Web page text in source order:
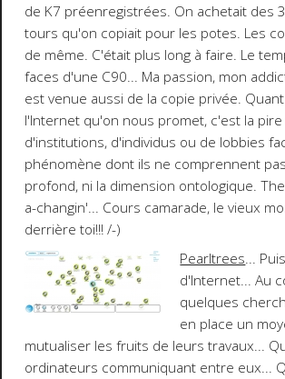
de K7 préenregistrées. On achetait des
tours qu'on copiait pour les potes. Les
de même. C'était plus long à faire. Le
faces d'une C90... Ma passion, mon
est venue aussi de la copie privée.
l'Internet qu'on nous promet, c'est la
d'institutions, d'individus ou de lobbies
phénomène dont ils ne comprennent
profond, ni la dimension ontologique.
a-changin'... Cours camarade, le vieux
derrière toi!!!/-)
Pearltrees...
d'Internet... Au
quelques
en place un
mutualiser les fruits de leurs travaux...
ordinateurs communiquant entre eux...